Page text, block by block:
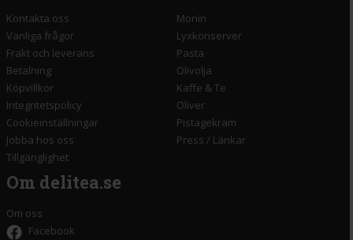
Kontakta oss
Vanliga frågor
Frakt och leverans
Betalning
Köpvillkor
Integritetspolicy
Cookieinställningar
Jobba hos oss
Tillgänglighet
Monin
Lyxkonserver
Pasta
Olivolja
Kaffe & Te
Oliver
Pistagekräm
Press / Länkar
Om delitea.se
Om oss
Facebook